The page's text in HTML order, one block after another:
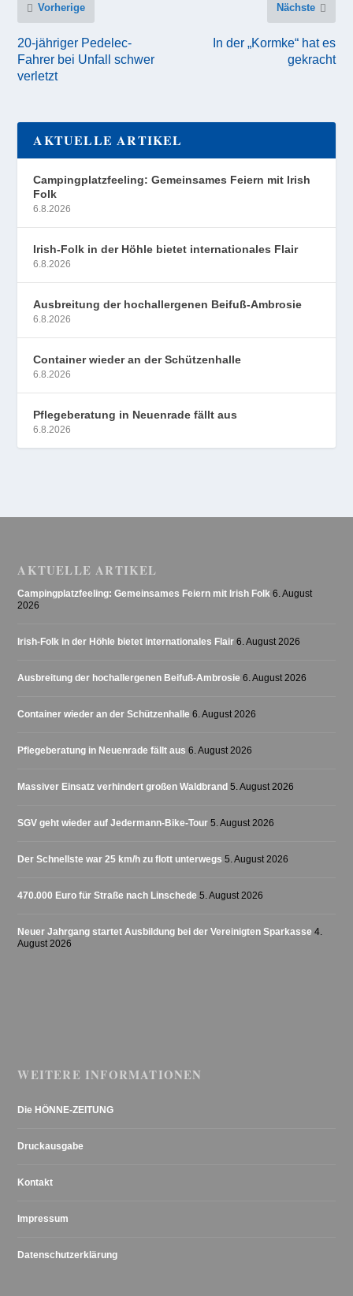
Vorherige
20-jähriger Pedelec-
Fahrer bei Unfall schwer
verletzt
Nächste
In der „Kormke“ hat es
gekracht
AKTUELLE ARTIKEL
Campingplatzfeeling: Gemeinsames Feiern mit Irish
Folk
6.8.2026
Irish-Folk in der Höhle bietet internationales Flair
6.8.2026
Ausbreitung der hochallergenen Beifuß-Ambrosie
6.8.2026
Container wieder an der Schützenhalle
6.8.2026
Pflegeberatung in Neuenrade fällt aus
6.8.2026
AKTUELLE ARTIKEL
Campingplatzfeeling: Gemeinsames Feiern mit Irish Folk 6. August
2026
Irish-Folk in der Höhle bietet internationales Flair 6. August 2026
Ausbreitung der hochallergenen Beifuß-Ambrosie 6. August 2026
Container wieder an der Schützenhalle 6. August 2026
Pflegeberatung in Neuenrade fällt aus 6. August 2026
Massiver Einsatz verhindert großen Waldbrand 5. August 2026
SGV geht wieder auf Jedermann-Bike-Tour 5. August 2026
Der Schnellste war 25 km/h zu flott unterwegs 5. August 2026
470.000 Euro für Straße nach Linschede 5. August 2026
Neuer Jahrgang startet Ausbildung bei der Vereinigten Sparkasse 4.
August 2026
WEITERE INFORMATIONEN
Die HÖNNE-ZEITUNG
Druckausgabe
Kontakt
Impressum
Datenschutzerklärung